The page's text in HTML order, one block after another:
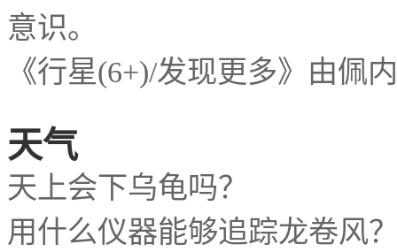
意识。
《行星(6+)/发现更多》由佩
天气
天上会下乌龟吗？
用什么仪器能够追踪龙卷风